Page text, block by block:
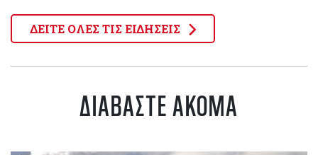
ΔΕΙΤΕ ΟΛΕΣ ΤΙΣ ΕΙΔΗΣΕΙΣ
ΔΙΑΒΑΣΤΕ ΑΚΟΜΑ